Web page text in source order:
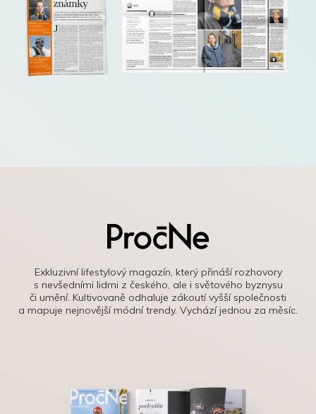
Exkluzivní lifestylový magazín, který přináší rozhovory
s nevšedními lidmi z českého, ale i světového byznysu
či umění. Kultivovaně odhaluje zákoutí vyšší společnosti
a mapuje nejnovější módní trendy. Vychází jednou za měsíc.